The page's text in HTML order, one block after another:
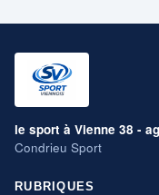
le sport à Vienne 38 -
Condrieu Sport
RUBRIQUES